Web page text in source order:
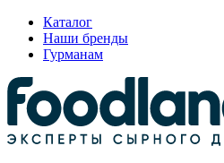
Каталог
Наши бренды
Гурманам